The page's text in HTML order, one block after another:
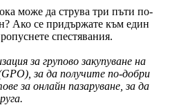
може да струва три пъти по-
Ако се придържате към един
спестявания.
за групово закупуване на
за да получите по-добри
за онлайн пазаруване, за да